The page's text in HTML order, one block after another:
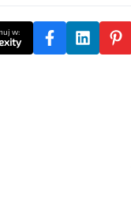
w: